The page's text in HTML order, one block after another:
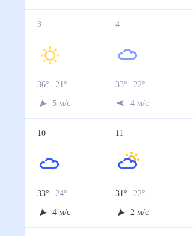
3
36° 21°
5 м/с
4
33° 22°
4 м/с
10
33° 24
4 м/с
11
31° 22°
2 м/с